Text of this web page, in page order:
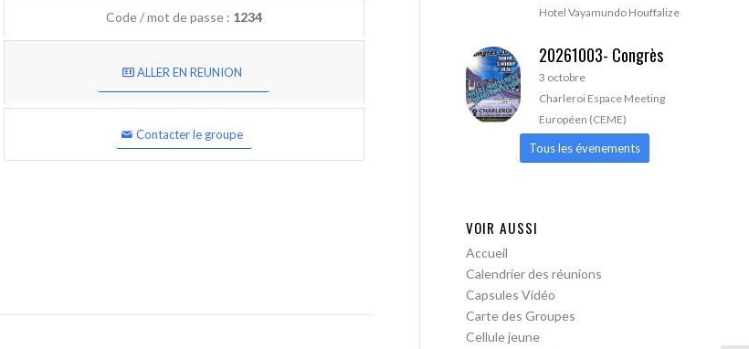
Code / mot de passe : 1234
ALLER EN REUNION
Contacter le groupe
Hotel Vayamundo Houffalize
20261003- Congrès
3 octobre
Charleroi Espace Meeting
Européen (CEME)
Tous les évenements
VOIR AUSSI
Accueil
Calendrier des réunions
Capsules Vidéo
Carte des Groupes
Cellule jeune